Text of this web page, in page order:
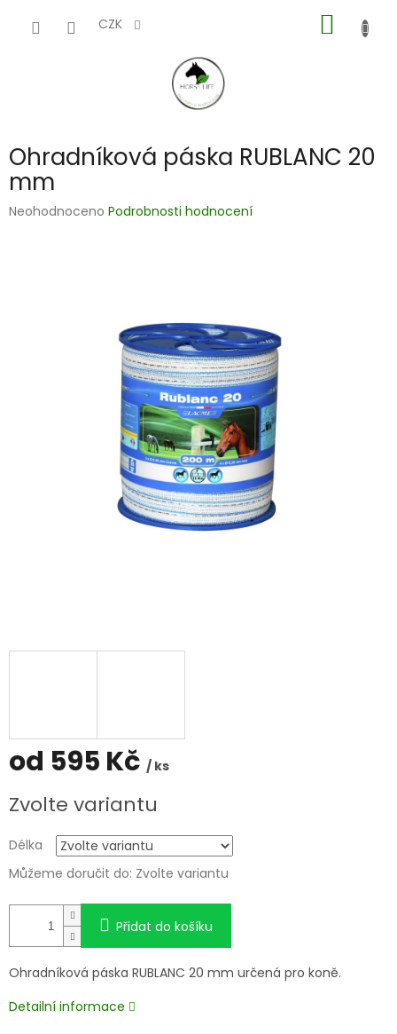
CZK
KOŠÍK
Ohradníková páska RUBLANC 20
mm
Průměrné
Neohodnoceno Podrobnosti hodnocení
od 595 Kč / ks
cena:
Zvolte variantu
Délka
Můžeme doručit do: Zvolte variantu
Přidat do košíku
Ohradníková páska RUBLANC 20 mm určená pro koně.
Detailní informace